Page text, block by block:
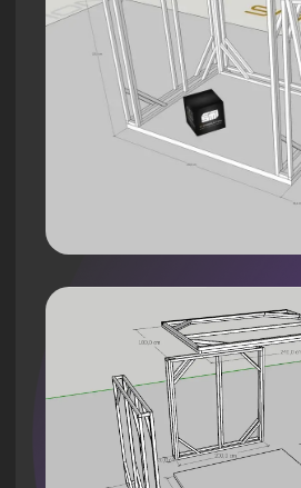
На стенде были организованы
разнообразные интерактивные
и активности для детей и
— творческие мастер-классы,
фотозоны с героями
игровые пространства и зоны для
Проект для фестиваля VK FEST 2025
Уличный стенд CTC